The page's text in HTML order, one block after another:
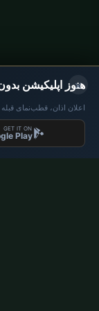
اوقات نماز آلمان
اوقات نماز Berlin
اوقات نماز Hamburg
×
هنوز اپلیکیشن بدون
اعلان اذان، قطب‌نمای قبله
GET IT ON
Play